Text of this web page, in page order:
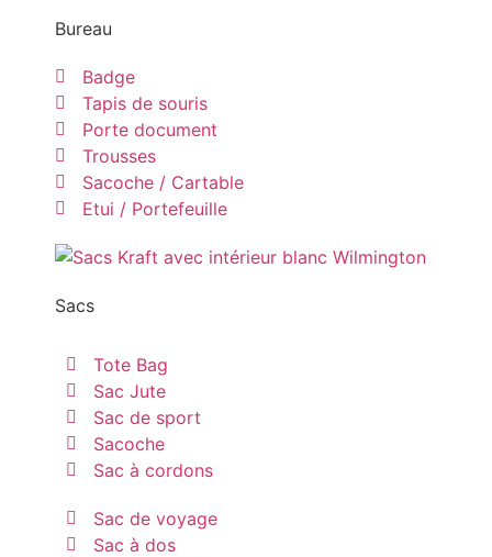
Bureau
Badge
Tapis de souris
Porte document
Trousses
Sacoche / Cartable
Etui / Portefeuille
Sacs
Tote Bag
Sac Jute
Sac de sport
Sacoche
Sac à cordons
Sac de voyage
Sac à dos